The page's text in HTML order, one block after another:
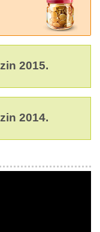
2015.
2014.